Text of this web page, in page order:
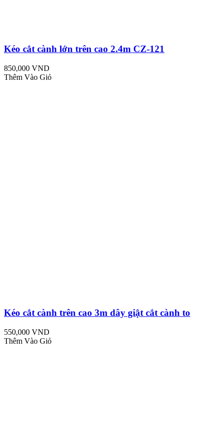
Kéo cắt cành lớn trên cao 2.4m CZ-121
850,000 VND
Thêm Vào Giỏ
Kéo cắt cành trên cao 3m dây giật cắt cành to
550,000 VND
Thêm Vào Giỏ